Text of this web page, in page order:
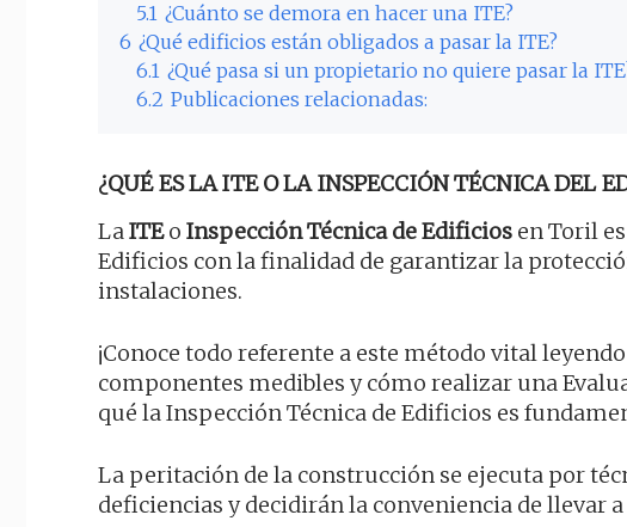
5.1 ¿Cuánto se demora en hacer una ITE?
6 ¿Qué edificios están obligados a pasar la ITE?
6.1 ¿Qué pasa si un propietario no quiere pasar la
6.2 Publicaciones relacionadas:
¿QUÉ ES LA ITE O LA INSPECCIÓN TÉCNICA DEL
LaITEo Inspección Técnica de Edificios en Toril
Edificios con la finalidad de garantizar la
instalaciones.
¡Conoce todo referente a este método vital
componentes medibles y cómo realizar una
qué la Inspección Técnica de Edificios es
La peritación de la construcción se ejecuta por
deficiencias y decidirán la conveniencia de llevar